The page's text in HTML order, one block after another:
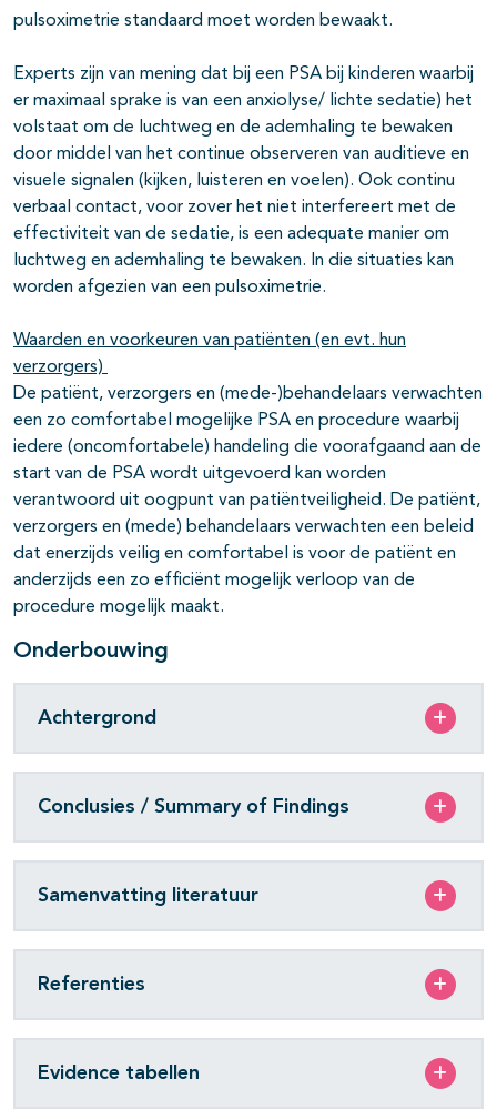
pulsoximetrie standaard moet worden bewaakt.
Experts zijn van mening dat bij een PSA bij kinderen waarbij
er maximaal sprake is van een anxiolyse/ lichte sedatie) het
volstaat om de luchtweg en de ademhaling te bewaken
door middel van het continue observeren van auditieve en
visuele signalen (kijken, luisteren en voelen). Ook continu
verbaal contact, voor zover het niet interfereert met de
effectiviteit van de sedatie, is een adequate manier om
luchtweg en ademhaling te bewaken. In die situaties kan
worden afgezien van een pulsoximetrie.
Waarden en voorkeuren van patiënten (en evt. hun
verzorgers)
De patiënt, verzorgers en (mede-)behandelaars verwachten
een zo comfortabel mogelijke PSA en procedure waarbij
iedere (oncomfortabele) handeling die voorafgaand aan de
start van de PSA wordt uitgevoerd kan worden
verantwoord uit oogpunt van patiëntveiligheid. De patiënt,
verzorgers en (mede) behandelaars verwachten een beleid
dat enerzijds veilig en comfortabel is voor de patiënt en
anderzijds een zo efficiënt mogelijk verloop van de
procedure mogelijk maakt.
Onderbouwing
Achtergrond
Conclusies / Summary of Findings
Samenvatting literatuur
Referenties
Evidence tabellen